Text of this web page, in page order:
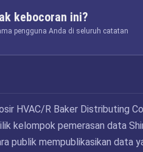
kebocoran ini?
pengguna Anda di seluruh catatan
HVAC/R Baker Distributing
kelompok pemerasan data
publik mempublikasikan data